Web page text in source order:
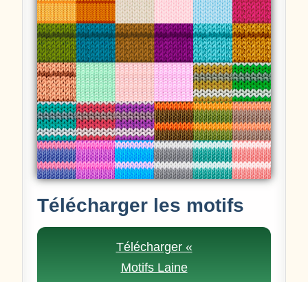
Télécharger les motifs
Télécharger «
Motifs Laine